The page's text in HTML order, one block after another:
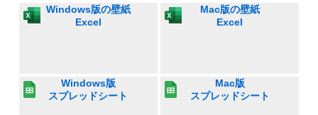
Windows版の壁紙
Excel
Mac版の壁紙
Excel
Windows版
スプレッドシート
Mac版
スプレッドシート